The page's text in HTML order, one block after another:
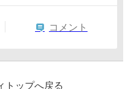
コメント
トップへ戻る